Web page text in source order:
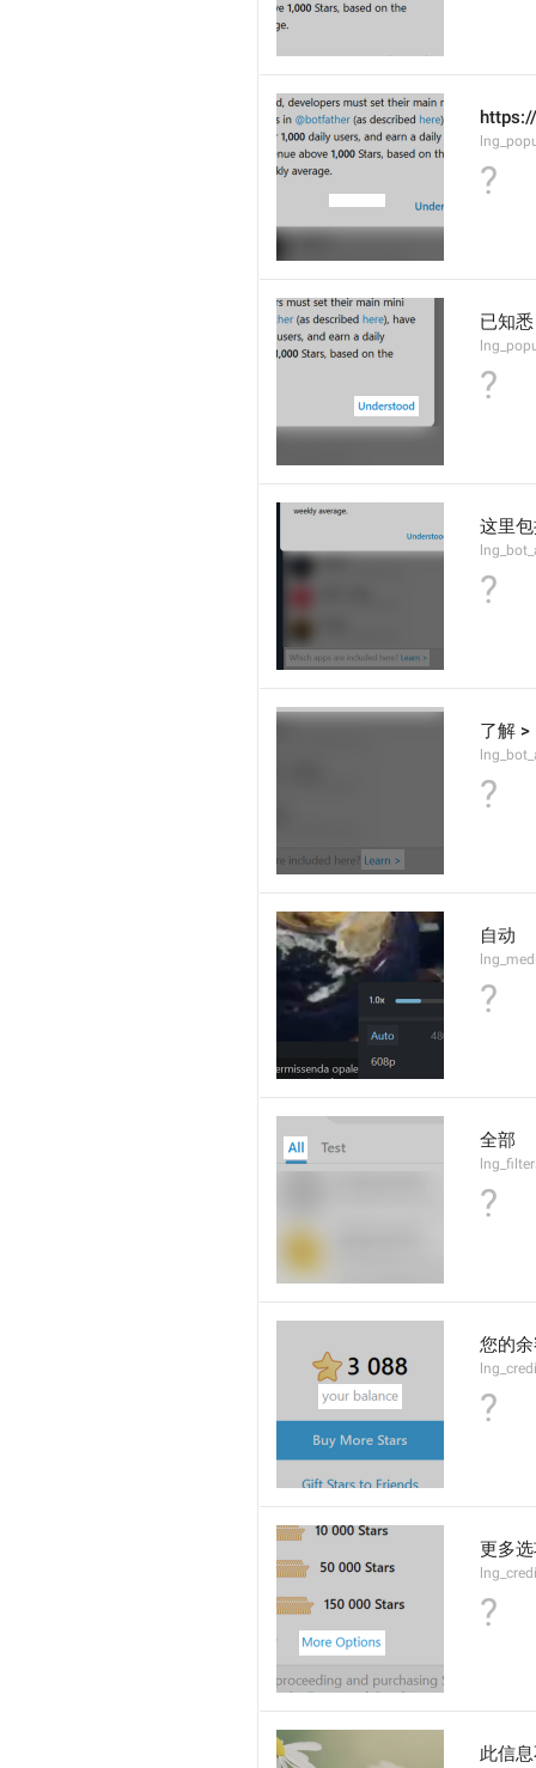
?
已知悉
?
这里
?
了解 >
?
自动
?
全部
?
您的
?
更多
?
此信